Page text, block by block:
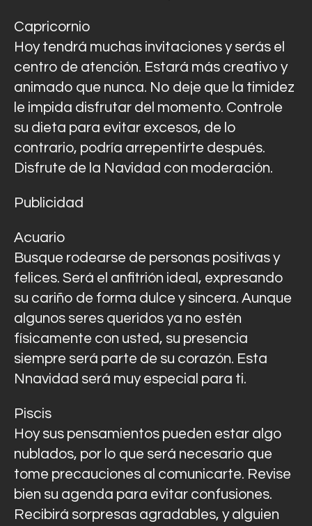
Capricornio
Hoy tendrá muchas invitaciones y serás el
centro de atención. Estará más creativo y
animado que nunca. No deje que la timidez
le impida disfrutar del momento. Controle
su dieta para evitar excesos, de lo
contrario, podría arrepentirte después.
Disfrute de la Navidad con moderación.
Publicidad
Acuario
Busque rodearse de personas positivas y
felices. Será el anfitrión ideal, expresando
su cariño de forma dulce y sincera. Aunque
algunos seres queridos ya no estén
físicamente con usted, su presencia
siempre será parte de su corazón. Esta
Nnavidad será muy especial para ti.
Piscis
Hoy sus pensamientos pueden estar algo
nublados, por lo que será necesario que
tome precauciones al comunicarte. Revise
bien su agenda para evitar confusiones.
Recibirá sorpresas agradables, y alguien